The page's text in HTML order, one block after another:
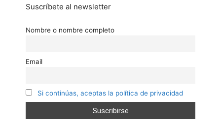
Suscríbete al newsletter
Nombre o nombre completo
Email
Si continúas, aceptas la política de privacidad